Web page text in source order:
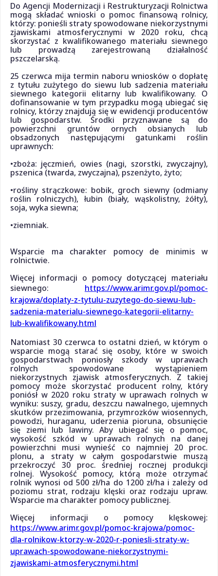
Do Agencji Modernizacji i Restrukturyzacji Rolnictwa
mogą składać wnioski o pomoc finansową rolnicy,
którzy: ponieśli straty spowodowane niekorzystnymi
zjawiskami atmosferycznymi w 2020 roku, chcą
skorzystać z kwalifikowanego materiału siewnego
lub prowadzą zarejestrowaną działalność
pszczelarską.
25 czerwca mija termin naboru wniosków o dopłatę
z tytułu zużytego do siewu lub sadzenia materiału
siewnego kategorii elitarny lub kwalifikowany. O
dofinansowanie w tym przypadku mogą ubiegać się
rolnicy, którzy znajdują się w ewidencji producentów
lub gospodarstw. Środki przyznawane są do
powierzchni gruntów ornych obsianych lub
obsadzonych następującymi gatunkami roślin
uprawnych:
•zboża: jęczmień, owies (nagi, szorstki, zwyczajny),
pszenica (twarda, zwyczajna), pszenżyto, żyto;
•rośliny strączkowe: bobik, groch siewny (odmiany
roślin rolniczych), łubin (biały, wąskolistny, żółty),
soja, wyka siewna;
•ziemniak.
Wsparcie ma charakter pomocy de minimis w
rolnictwie.
Więcej informacji o pomocy dotyczącej materiału
siewnego: https://www.arimr.gov.pl/pomoc-
krajowa/doplaty-z-tytulu-zuzytego-do-siewu-lub-
sadzenia-materialu-siewnego-kategorii-elitarny-
lub-kwalifikowany.html
Natomiast 30 czerwca to ostatni dzień, w którym o
wsparcie mogą starać się osoby, które w swoich
gospodarstwach poniosły szkody w uprawach
rolnych spowodowane wystąpieniem
niekorzystnych zjawisk atmosferycznych. Z takiej
pomocy może skorzystać producent rolny, który
poniósł w 2020 roku straty w uprawach rolnych w
wyniku: suszy, gradu, deszczu nawalnego, ujemnych
skutków przezimowania, przymrozków wiosennych,
powodzi, huraganu, uderzenia pioruna, obsunięcie
się ziemi lub lawiny. Aby ubiegać się o pomoc,
wysokość szkód w uprawach rolnych na danej
powierzchni musi wynieść co najmniej 20 proc.
plonu, a straty w całym gospodarstwie muszą
przekroczyć 30 proc. średniej rocznej produkcji
rolnej. Wysokość pomocy, którą może otrzymać
rolnik wynosi od 500 zł/ha do 1200 zł/ha i zależy od
poziomu strat, rodzaju klęski oraz rodzaju upraw.
Wsparcie ma charakter pomocy publicznej.
Więcej informacji o pomocy klęskowej:
https://www.arimr.gov.pl/pomoc-krajowa/pomoc-
dla-rolnikow-ktorzy-w-2020-r-poniesli-straty-w-
uprawach-spowodowane-niekorzystnymi-
zjawiskami-atmosferycznymi.html